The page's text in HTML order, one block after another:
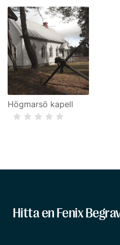
Högmarsö kapell
Hitta en Fenix